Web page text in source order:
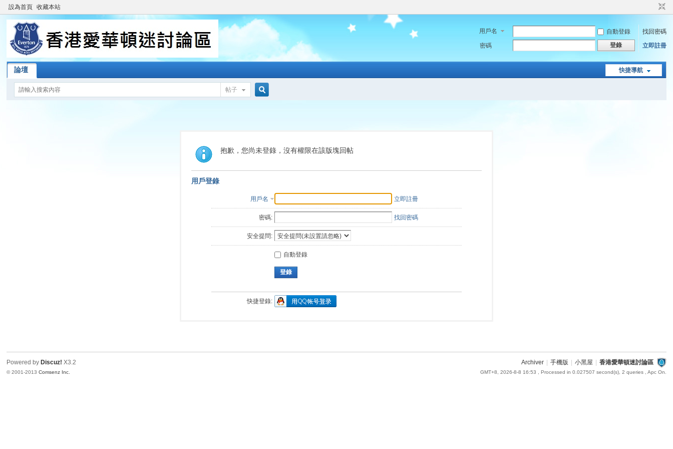
設為首頁 收藏本站
用戶名 自動登錄
找回密碼
密碼
登錄 立即註冊
快捷導航
論壇
帖子
索
抱歉，您尚未登錄，沒有權限在該版塊回帖
用戶登錄
用戶名 立即註冊
密碼: 找回密碼
安全提問:
自動登錄
登錄
快捷登錄:
Archiver 手機版 小黑屋 香港愛華頓迷討論區
GMT+8, 2026-8-8 16:53 , Processed in 0.027507 second(s), 2 queries , Apc On.
Powered by Discuz! X3.2
© 2001-2013Comsenz Inc.